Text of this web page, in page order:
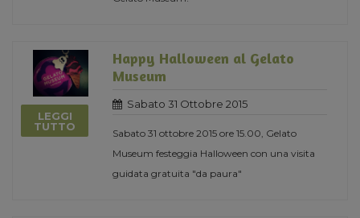
LEGGI
TUTTO
Happy Halloween al Gelato
Museum
Sabato 31 Ottobre 2015
Sabato 31 ottobre 2015 ore 15.00, Gelato
Museum festeggia Halloween con una visita
guidata gratuita "da paura"